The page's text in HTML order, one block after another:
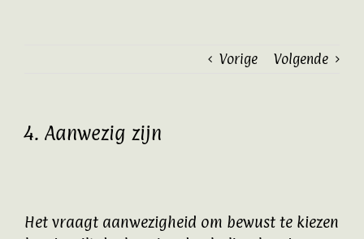
Vorige
Volgende
4. Aanwezig zijn
Het vraagt aanwezigheid om bewust te kiezen